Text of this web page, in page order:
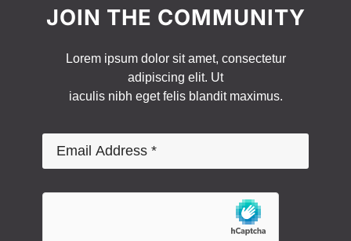
JOIN THE COMMUNITY
Lorem ipsum dolor sit amet, consectetur
adipiscing elit. Ut
iaculis nibh eget felis blandit maximus.